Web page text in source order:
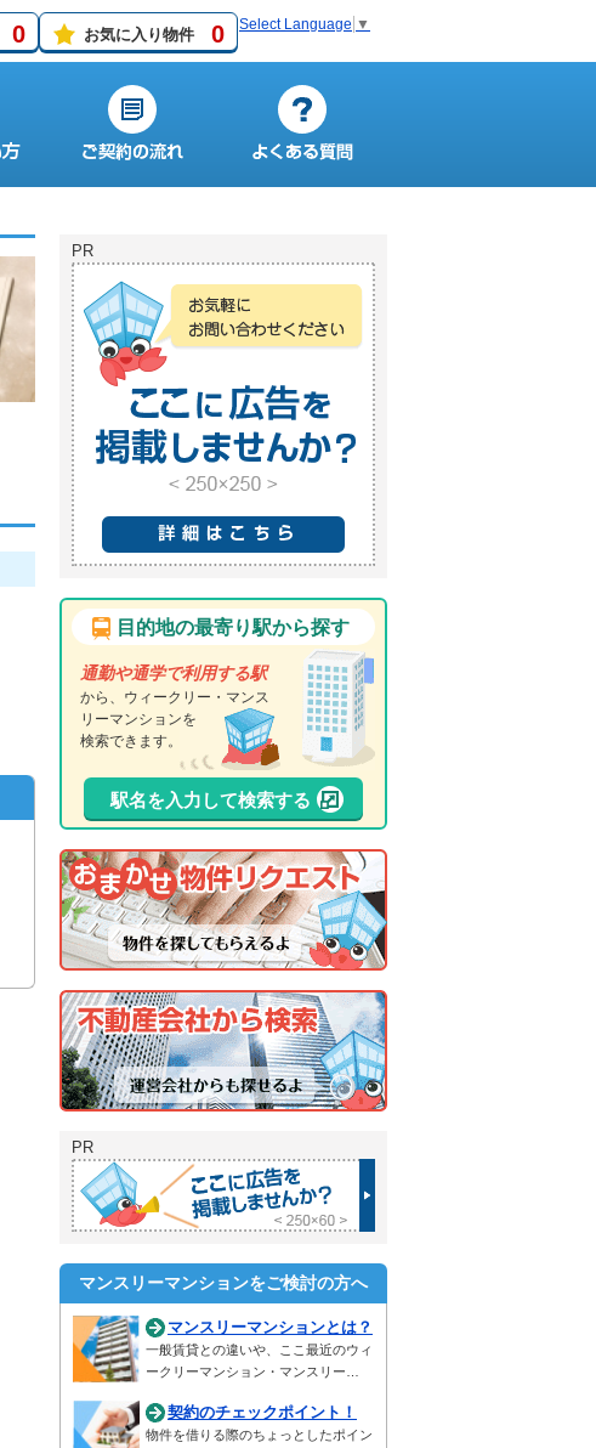
0 お気に入り物件 0 Select Language ▼
PR
目的地の最寄り駅から探す
通勤や通学で利用する駅
から、ウィークリー・マンス
リーマンションを
検索できます。
駅名を入力して検索する
PR
マンスリーマンションをご検討の方へ
マンスリーマンションとは？
一般賃貸との違いや、ここ最近のウィ
ークリーマンション・マンスリー…
契約のチェックポイント！
物件を借りる際のちょっとしたポイン